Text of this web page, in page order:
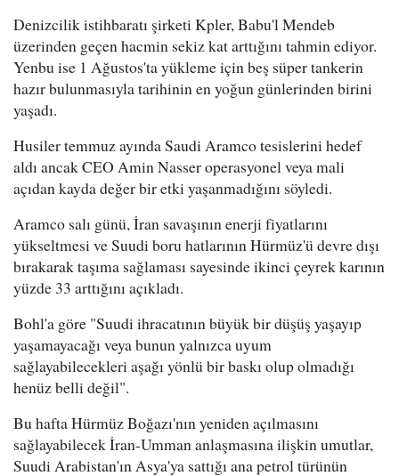
Denizcilik istihbaratı şirketi Kpler, Babu'l Mendeb
üzerinden geçen hacmin sekiz kat arttığını tahmin ediyor.
Yenbu ise 1 Ağustos'ta yükleme için beş süper tankerin
hazır bulunmasıyla tarihinin en yoğun günlerinden birini
yaşadı.
Husiler temmuz ayında Saudi Aramco tesislerini hedef
aldı ancak CEO Amin Nasser operasyonel veya mali
açıdan kayda değer bir etki yaşanmadığını söyledi.
Aramco salı günü, İran savaşının enerji fiyatlarını
yükseltmesi ve Suudi boru hatlarının Hürmüz'ü devre dışı
bırakarak taşıma sağlaması sayesinde ikinci çeyrek karının
yüzde 33 arttığını açıkladı.
Bohl'a göre "Suudi ihracatının büyük bir düşüş yaşayıp
yaşamayacağı veya bunun yalnızca uyum
sağlayabilecekleri aşağı yönlü bir baskı olup olmadığı
henüz belli değil".
Bu hafta Hürmüz Boğazı'nın yeniden açılmasını
sağlayabilecek İran-Umman anlaşmasına ilişkin umutlar,
Suudi Arabistan'ın Asya'ya sattığı ana petrol türünün